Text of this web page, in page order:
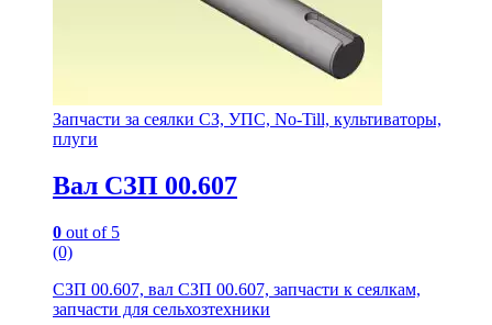
Запчасти за сеялки СЗ, УПС, No-Till, культиваторы,
плуги
Вал СЗП 00.607
0 out of 5
(0)
СЗП 00.607, вал СЗП 00.607, запчасти к сеялкам,
запчасти для сельхозтехники